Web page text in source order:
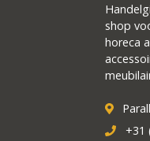
shop
horeca
+31